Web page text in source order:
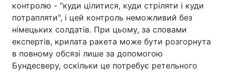
контролю - "куди цілитися, куди стріляти і куди
потрапляти", і цей контроль неможливий без
німецьких солдатів. При цьому, за словами
експертів, крилата ракета може бути розгорнута
в повному обсязі лише за допомогою
Бундесверу, оскільки це потребує ретельного